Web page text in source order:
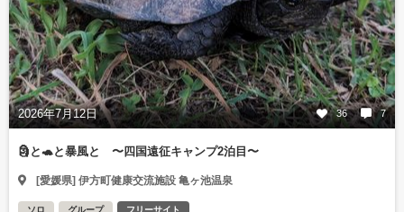
2026年7月12日 36 7
🗿と🐢と暴風と 〜四国遠征キャンプ2泊目〜
[愛媛県] 伊方町健康交流施設 亀ヶ池温泉
ソロ グループ フリーサイト